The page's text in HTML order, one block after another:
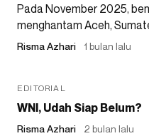
Pada November 2025,
menghantam Aceh,
Risma Azhari 1 bulan lalu
EDITORIAL
WNI, Udah Siap Belum?
Risma Azhari 2 bulan lalu